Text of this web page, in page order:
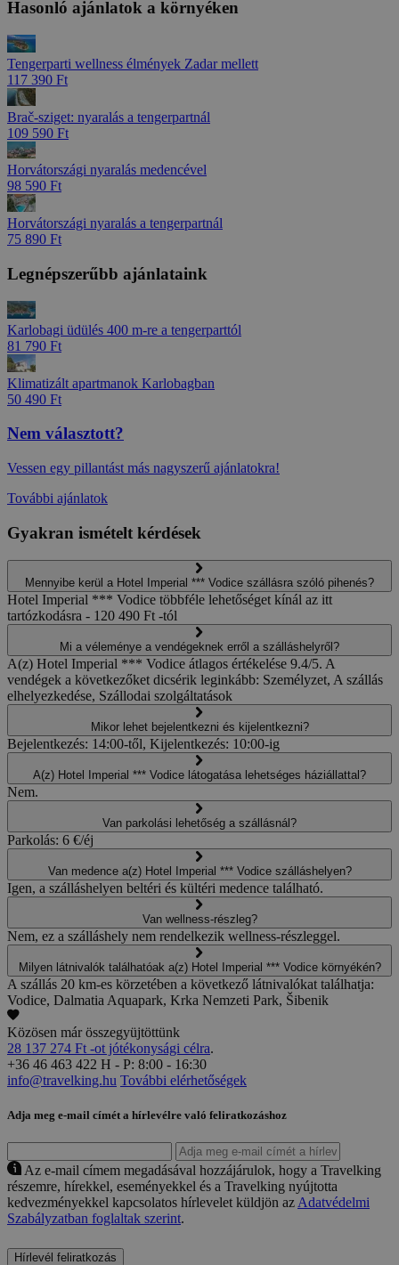
Hasonló ajánlatok a környéken
Tengerparti wellness élmények Zadar mellett
117 390 Ft
Brač-sziget: nyaralás a tengerpartnál
109 590 Ft
Horvátországi nyaralás medencével
98 590 Ft
Horvátországi nyaralás a tengerpartnál
75 890 Ft
Legnépszerűbb ajánlataink
Karlobagi üdülés 400 m-re a tengerparttól
81 790 Ft
Klimatizált apartmanok Karlobagban
50 490 Ft
Nem választott?
Vessen egy pillantást más nagyszerű ajánlatokra!
További ajánlatok
Gyakran ismételt kérdések
Mennyibe kerül a Hotel Imperial *** Vodice szállásra szóló pihenés?
Hotel Imperial *** Vodice többféle lehetőséget kínál az itt
tartózkodásra - 120 490 Ft -tól
Mi a véleménye a vendégeknek erről a szálláshelyről?
A(z) Hotel Imperial *** Vodice átlagos értékelése 9.4/5. A
vendégek a következőket dicsérik leginkább: Személyzet, A szállás
elhelyezkedése, Szállodai szolgáltatások
Mikor lehet bejelentkezni és kijelentkezni?
Bejelentkezés: 14:00-től, Kijelentkezés: 10:00-ig
A(z) Hotel Imperial *** Vodice látogatása lehetséges háziállattal?
Nem.
Van parkolási lehetőség a szállásnál?
Parkolás: 6 €/éj
Van medence a(z) Hotel Imperial *** Vodice szálláshelyen?
Igen, a szálláshelyen beltéri és kültéri medence található.
Van wellness-részleg?
Nem, ez a szálláshely nem rendelkezik wellness-részleggel.
Milyen látnivalók találhatóak a(z) Hotel Imperial *** Vodice környékén?
A szállás 20 km-es körzetében a következő látnivalókat találhatja:
Vodice, Dalmatia Aquapark, Krka Nemzeti Park, Šibenik
Közösen már összegyüjtöttünk
28 137 274 Ft -ot jótékonysági célra.
+36 46 463 422 H - P: 8:00 - 16:30
info@travelking.hu További elérhetőségek
Adja meg e-mail címét a hírlevélre való feliratkozáshoz
Az e-mail címem megadásával hozzájárulok, hogy a Travelking
részemre, hírekkel, eseményekkel és a Travelking nyújtotta
kedvezményekkel kapcsolatos hírlevelet küldjön az Adatvédelmi
Szabályzatban foglaltak szerint.
Hírlevél feliratkozás